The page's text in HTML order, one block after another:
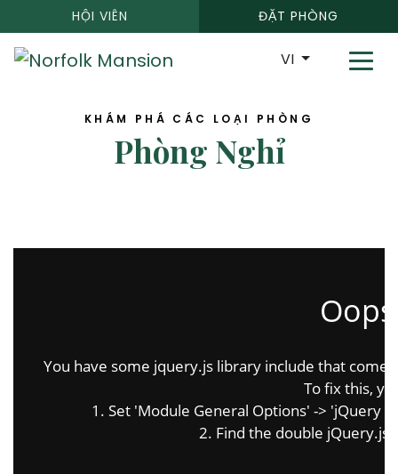
HỘI VIÊN ĐẶT PHÒNG
VI
KHÁM PHÁ CÁC LOẠI PHÒNG
Phòng Nghỉ
You have some jquery.js library include that
To fix this,
1. Set 'Module General Options' -> 'jQuery
2. Find the double jQuery.js